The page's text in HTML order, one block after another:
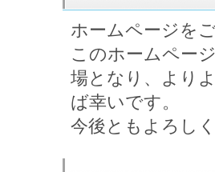
ホームページを
このホームペー
場となり、より
ば幸いです。
今後ともよろし